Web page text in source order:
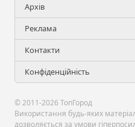
Архів
Реклама
Контакти
Конфіденційність
© 2011-2026 ТопГород
Використання будь-яких
дозволяється за умови